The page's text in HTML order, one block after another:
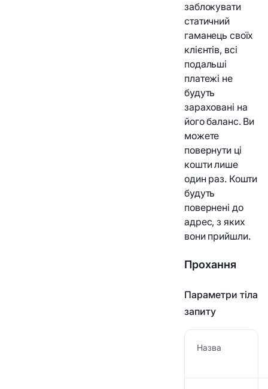
заблокувати
статичний
гаманець своїх
клієнтів, всі
подальші
платежі не
будуть
зараховані на
його баланс. Ви
можете
повернути ці
кошти лише
один раз. Кошти
будуть
повернені до
адрес, з яких
вони прийшли.
Прохання
Параметри тіла
запиту
Назва